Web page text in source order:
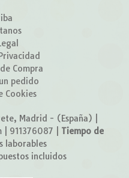
Compra
pedido
Cookies
Madrid - (España) |
| 911376087
Tiempo de
laborables
incluidos